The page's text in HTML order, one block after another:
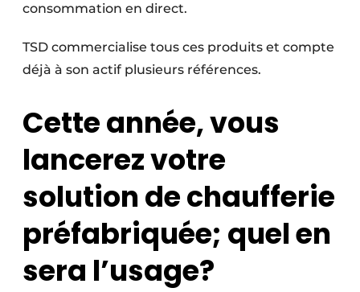
consommation en direct.
TSD commercialise tous ces produits et compte
déjà à son actif plusieurs références.
Cette année, vous
lancerez votre
solution de chaufferie
préfabriquée; quel en
sera l’usage?